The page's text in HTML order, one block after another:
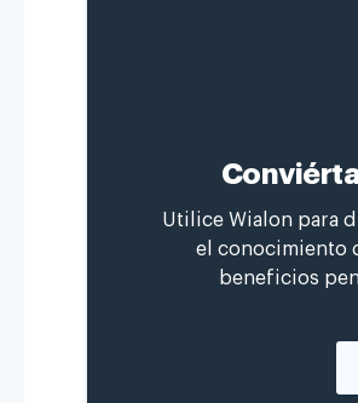
Utilice Wialon para
el conocimiento
beneficios